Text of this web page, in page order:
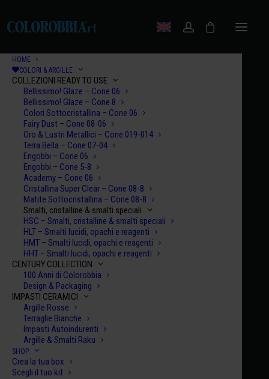
HOME
COLORI & ARGILLE
COLLEZIONI READY TO USE
Bellissimo! Glaze – Cone 06
Bellissimo! Glaze – Cone 8
Colori Sottocristallina – Cone 06
Fairy Dust – Cone 08-06
Oro & Lustri Metallici – Cone 019-014
Terra Bella – Cone 07-04
Engobbi – Cone 06
Engobbi – Cone 5-8
Academy – Cone 06
Cristallina Super Clear – Cone 08-8
Matite Sottocristallina – Cone 08-8
Smalti, cristalline & smalti speciali
HSC – Smalti, cristalline & smalti speciali
HLT – Smalti lucidi, opachi e reagenti
HMT – Smalti lucidi, opachi e reagenti
HHT – Smalti lucidi, opachi e reagenti
CENTURY COLLECTION
100 Anni di Colorobbia
Design & Packaging
IMPASTI CERAMICI
Argille Rosse
Terraglie Bianche
Impasti Autoindurenti
Argille & Smalti Raku
SHOP
Crea la tua box
Scegli il tuo kit